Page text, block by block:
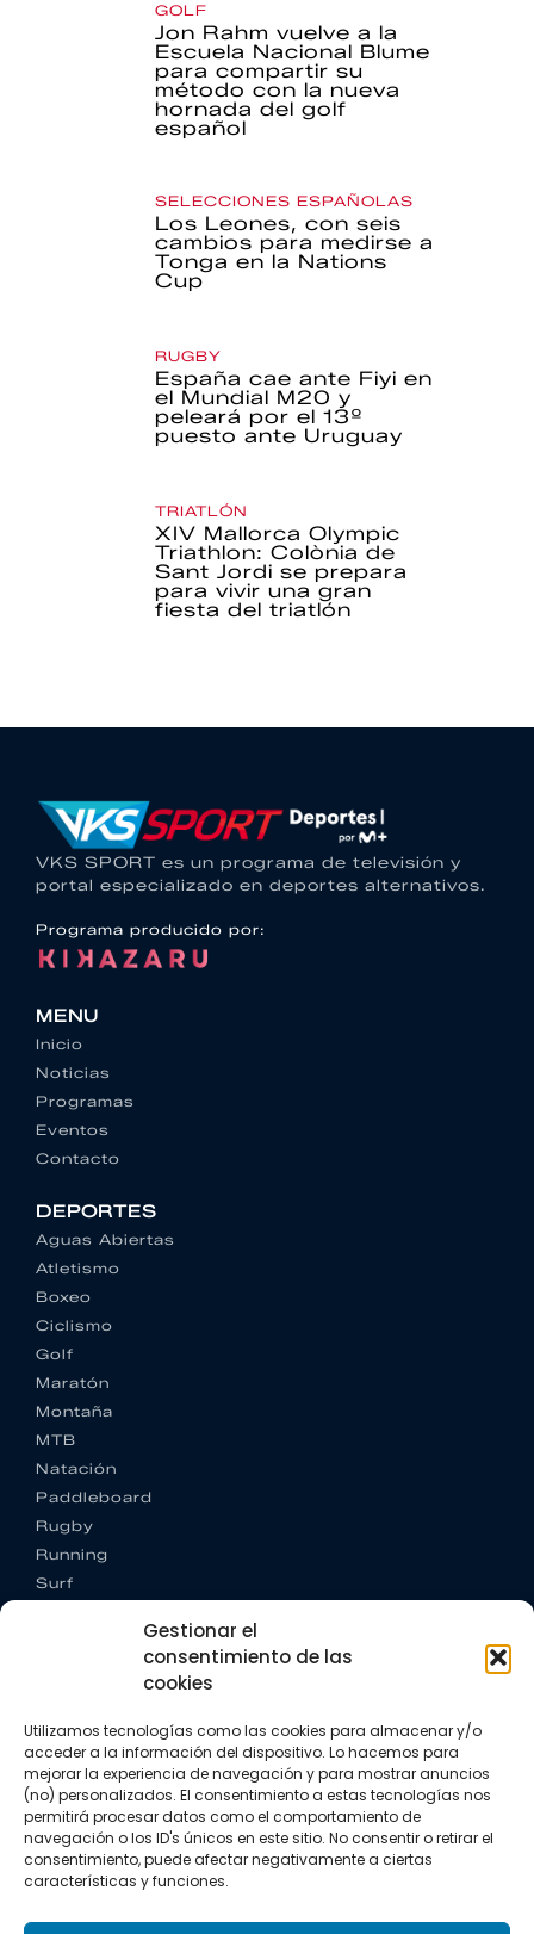
Gestionar el
consentimiento de las
cookies
Utilizamos tecnologías como las cookies para almacenar y/o
acceder a la información del dispositivo. Lo hacemos para
mejorar la experiencia de navegación y para mostrar anuncios
(no) personalizados. El consentimiento a estas tecnologías nos
permitirá procesar datos como el comportamiento de
navegación o los ID's únicos en este sitio. No consentir o retirar el
consentimiento, puede afectar negativamente a ciertas
características y funciones.
GOLF
Jon Rahm vuelve a la
Escuela Nacional Blume
para compartir su
método con la nueva
hornada del golf
español
SELECCIONES ESPAÑOLAS
Los Leones, con seis
cambios para medirse a
Tonga en la Nations
Cup
RUGBY
España cae ante Fiyi en
el Mundial M20 y
peleará por el 13º
puesto ante Uruguay
TRIATLÓN
XIV Mallorca Olympic
Triathlon: Colònia de
Sant Jordi se prepara
para vivir una gran
fiesta del triatlón
VKS SPORT es un programa de televisión y
portal especializado en deportes alternativos.
Programa producido por:
MENU
Inicio
Noticias
Programas
Eventos
Contacto
DEPORTES
Aguas Abiertas
Atletismo
Boxeo
Ciclismo
Golf
Maratón
Montaña
MTB
Natación
Paddleboard
Rugby
Running
Surf
CONTACTO
+34 662 342 177
info@vkssport.com
SÍGUENOS